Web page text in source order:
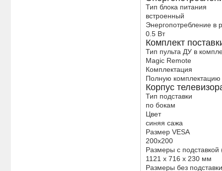
Тип блока питания
встроенный
Энергопотребление в
0.5 Вт
Комплект
Тип пульта ДУ в
Magic Remote
Комплектация
Полную комплектацию
Корпус
Тип подставки
по бокам
Цвет
синяя сажа
Размер VESA
200x200
Размеры с
1121 x 716 x 230 мм
Размеры без